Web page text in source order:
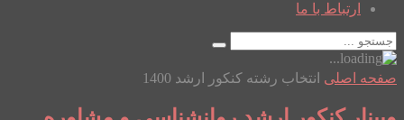
ارتباط با ما
صفحه اصلی انتخاب رشته کنکور ارشد 1400